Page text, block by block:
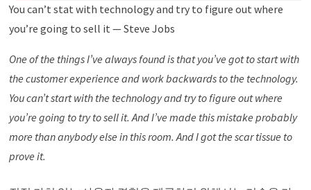
You can’t stat with technology and try to figure out where
you’re going to sell it — Steve Jobs
One of the things I’ve always found is that you’ve got to start with
the customer experience and work backwards to the technology.
You can’t start with the technology and try to figure out where
you’re going to try to sell it. And I’ve made this mistake probably
more than anybody else in this room. And I got the scar tissue to
prove it.